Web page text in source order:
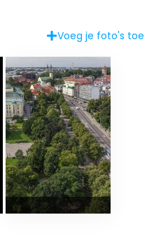
Voeg je foto's toe